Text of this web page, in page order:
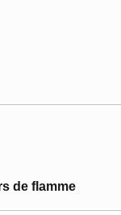
de flamme